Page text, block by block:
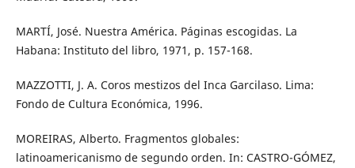
MARTÍ, José. Nuestra América. Páginas escogidas. La
Habana: Instituto del libro, 1971, p. 157-168.
MAZZOTTI, J. A. Coros mestizos del Inca Garcilaso. Lima:
Fondo de Cultura Económica, 1996.
MOREIRAS, Alberto. Fragmentos globales:
latinoamericanismo de segundo orden. In: CASTRO-GÓMEZ,